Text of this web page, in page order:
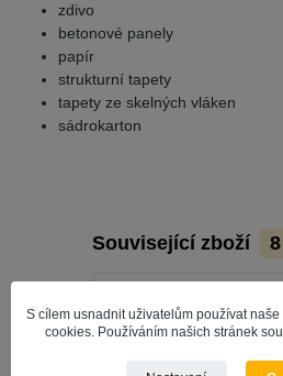
zdivo
betonové panely
papír
strukturní tapety
tapety ze skelných vláken
sádrokarton
Související zboží 8
S cílem usnadnit uživatelům používat
cookies. Používáním našich stránek